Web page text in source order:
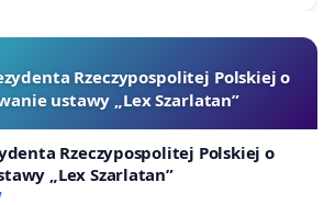
Rzeczypospolitej Polskiej o
ustawy „Lex Szarlatan”
Rzeczypospolitej Polskiej o
„Lex Szarlatan”